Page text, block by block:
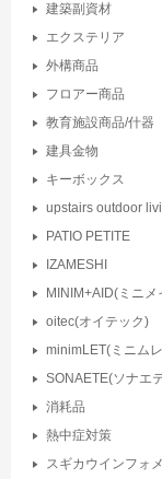
建築副資材
エクステリア
外構商品
フロアー商品
教育施設商品/什器
建具金物
キーボックス
upstairs outdoor
PATIO PETITE
IZAMESHI
MINIM+AID(ミニメ
oitec(オイテック)
minimLET(ミニム
SONAETE(ソナエ
消耗品
熱中症対策
スギカウインフォ